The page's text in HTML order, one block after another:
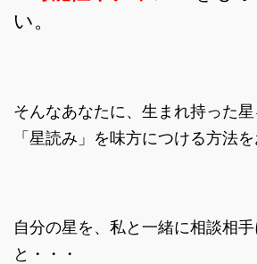
い。
そんなあなたに、生まれ持った星
「星読み」を味方につける方法を
自分の星を、私と一緒に相談相
と・・・